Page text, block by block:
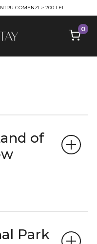
COMENZI > 200 LEI
0
of
Park